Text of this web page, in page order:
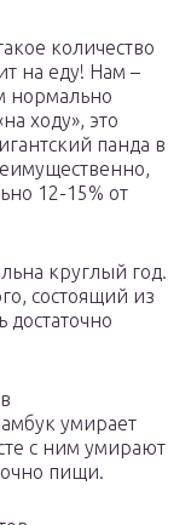
количество
на еду! Нам –
нормально
ходу», это
панда в
12-15% от
круглый год.
состоящий из
достаточно
умирает
с ним умирают
пищи.